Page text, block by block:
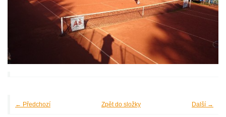
← Předchozí Další →
Zpět do složky